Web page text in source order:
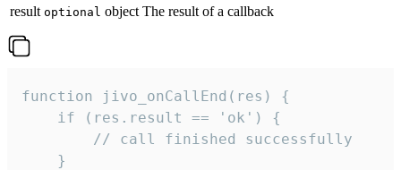
result optional object The result of a callback
function jivo_onCallEnd(res) {
    if (res.result == 'ok') {
        // call finished successfully
    }